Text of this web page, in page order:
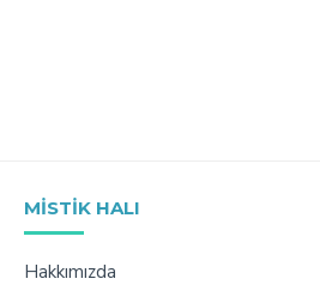
MISTIK HALI
Hakkımızda